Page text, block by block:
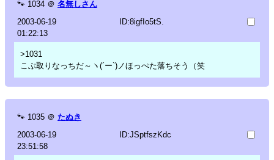
🐾 1034 ＠ 名無しさん
2003-06-19
01:22:13
ID:8igfIo5tS.
>1031
こぶ取りなっちだ～ヽ(´ー`)ノほっぺた落ちそう（笑
🐾 1035 ＠ たぬき
2003-06-19
23:51:58
ID:JSptfszKdc